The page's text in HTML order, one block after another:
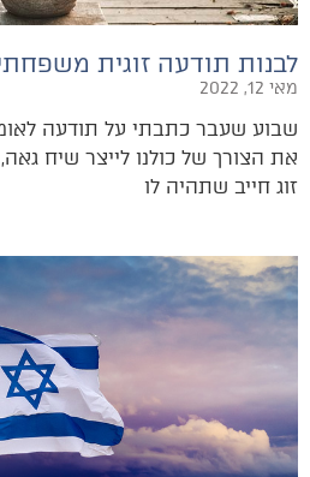
לבנות תודעה זוגית
מאי 12, 2022
שבוע שעבר כתבתי על תודעה
את הצורך של כולנו לייצר שיח
זוג חייב שתהיה לו